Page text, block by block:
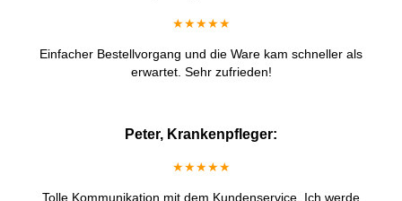
★★★★★
Einfacher Bestellvorgang und die Ware kam schneller als
erwartet. Sehr zufrieden!
Peter, Krankenpfleger:
★★★★★
Tolle Kommunikation mit dem Kundenservice. Ich werde